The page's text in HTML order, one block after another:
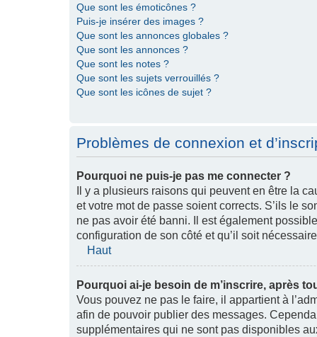
Que sont les émoticônes ?
Puis-je insérer des images ?
Que sont les annonces globales ?
Que sont les annonces ?
Que sont les notes ?
Que sont les sujets verrouillés ?
Que sont les icônes de sujet ?
Problèmes de connexion et
Pourquoi ne puis-je pas me connecter ?
Il y a plusieurs raisons qui peuvent en être la
et votre mot de passe soient corrects. S’ils le
ne pas avoir été banni. Il est également
configuration de son côté et qu’il soit
Haut
Pourquoi ai-je besoin de m’inscrire, après
Vous pouvez ne pas le faire, il appartient à
afin de pouvoir publier des messages.
supplémentaires qui ne sont pas disponibles